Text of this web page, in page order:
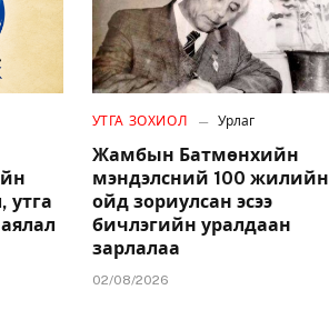
утга
УТГА ЗОХИОЛ Урлаг
Жамбын Батмөнхийн
мэндэлсний 100 жилийн
ойд зориулсан эсээ
бичлэгийн уралдаан
зарлалаа
02/08/2026